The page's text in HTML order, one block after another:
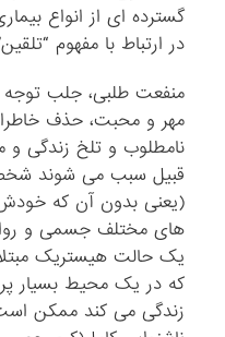
گسترده ای از انواع
در ارتباط با مفهوم
منفعت طلبی، جلب توجه
مهر و محبت، حذف
نامطلوب و تلخ زندگی و
قبیل سبب می شوند
(یعنی بدون آن که خودش
های مختلف جسمی و
یک حالت هیستریک
که در یک محیط بسیار
زندگی می کند ممکن است